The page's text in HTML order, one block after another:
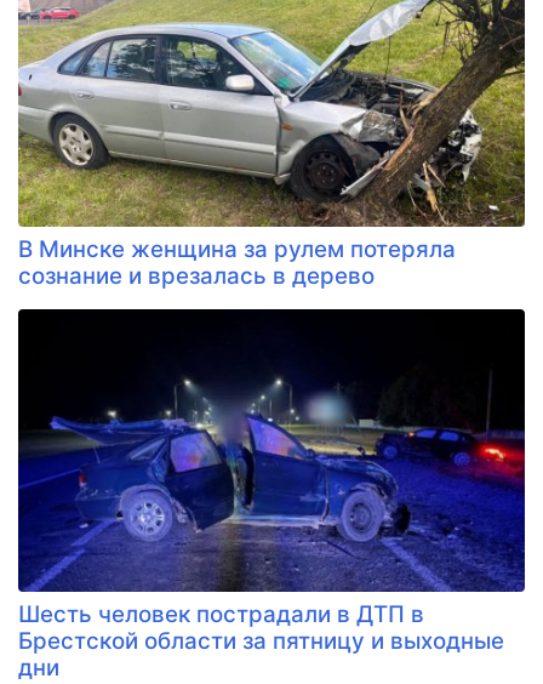
В Минске женщина за рулем потеряла
сознание и врезалась в дерево
Шесть человек пострадали в ДТП в
Брестской области за пятницу и выходные
дни